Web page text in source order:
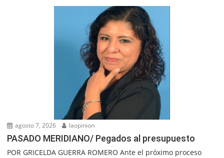
agosto 7, 2026 laopinion
PASADO MERIDIANO/ Pegados al presupuesto
POR GRICELDA GUERRA ROMERO Ante el próximo proceso